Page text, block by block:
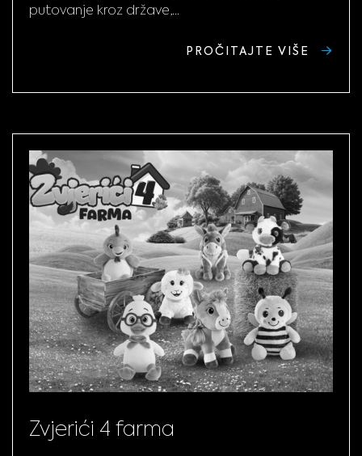
putovanje kroz države,...
PROČITAJTE VIŠE
Zvjerići 4 farma